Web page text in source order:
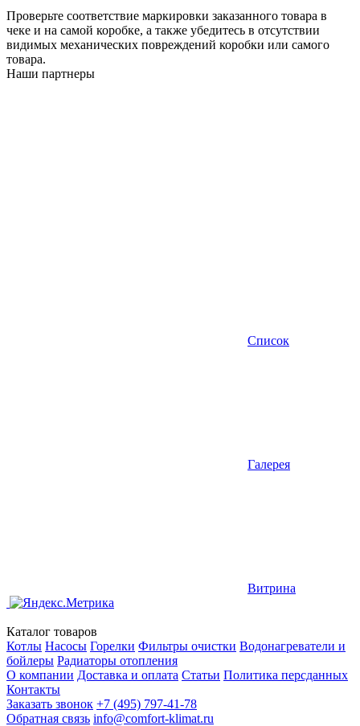
Проверьте соответствие маркировки заказанного товара в
чеке и на самой коробке, а также убедитесь в отсутствии
видимых механических повреждений коробки или самого
товара.
Наши партнеры
Список
Галерея
Витрина
Каталог товаров
Котлы Насосы Горелки Фильтры очистки Водонагреватели и
бойлеры Радиаторы отопления
О компании Доставка и оплата Статьи Политика персданных
Контакты
Заказать звонок +7 (495) 797-41-78
Обратная связь info@comfort-klimat.ru